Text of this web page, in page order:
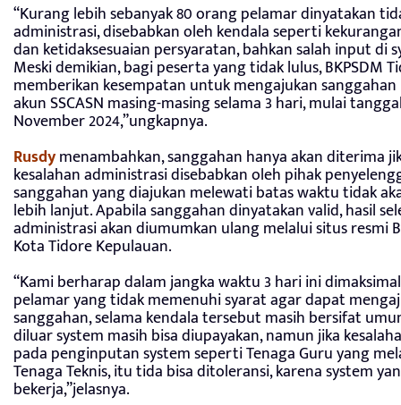
“Kurang lebih sebanyak 80 orang pelamar dinyatakan
administrasi, disebabkan oleh kendala seperti
dan ketidaksesuaian persyaratan, bahkan salah input di
Meski demikian, bagi peserta yang tidak lulus, BKPSDM
memberikan kesempatan untuk mengajukan
akun SSCASN masing-masing selama 3 hari, mulai
November 2024,”ungkapnya.
Rusdymenambahkan, sanggahan hanya akan diterima
kesalahan administrasi disebabkan oleh pihak
sanggahan yang diajukan melewati batas waktu tidak
lebih lanjut. Apabila sanggahan dinyatakan valid, hasil
administrasi akan diumumkan ulang melalui situs resmi
Kota Tidore Kepulauan.
“Kami berharap dalam jangka waktu 3 hari ini
pelamar yang tidak memenuhi syarat agar dapat
sanggahan, selama kendala tersebut masih bersifat
diluar system masih bisa diupayakan, namun jika
pada penginputan system seperti Tenaga Guru yang
Tenaga Teknis, itu tida bisa ditoleransi, karena system
bekerja,”jelasnya.